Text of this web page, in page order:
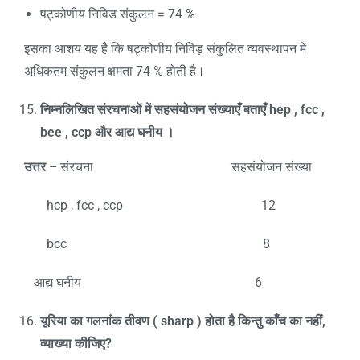
षट्कोणीय निविड संकुलन = 74 %
इसका आशय यह है कि षट्कोणीय निविड़ संकुलित व्यवस्थापन में
अधिकतम संकुलन क्षमता 74 % होती है।
निम्नलिखित संरचनाओं में सहसंयोजन संख्याएँ बताएँhep , fcc ,
bee , ccp और आद्य घनीय ।
उत्तर – संरचना सहसंयोजन संख्या
hcp , fcc , ccp 12
bcc 8
आद्य घनीय 6
यूरिया का गलनांक तीवण ( sharp )होता है किन्तु काँच का नहीं,
व्याख्या कीजिए?